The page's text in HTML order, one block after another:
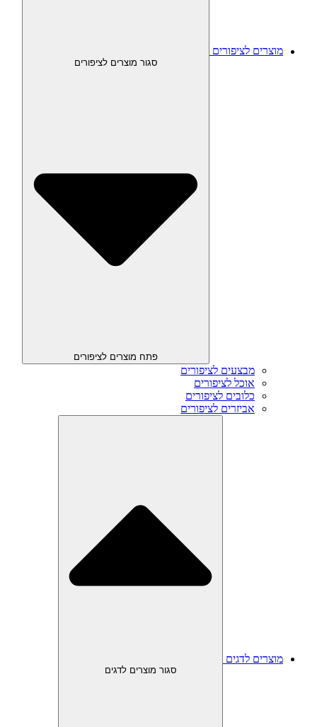
מוצרים לציפורים
סגור מוצרים לציפורים
פתח מוצרים לציפורים
מבצעים לציפורים
אוכל לציפורים
כלובים לציפורים
אביזרים לציפורים
מוצרים לדגים
סגור מוצרים לדגים